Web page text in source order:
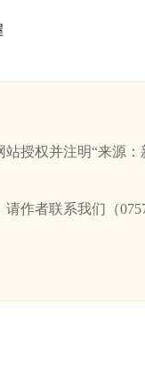
授权并注明“来源
作者联系我们（